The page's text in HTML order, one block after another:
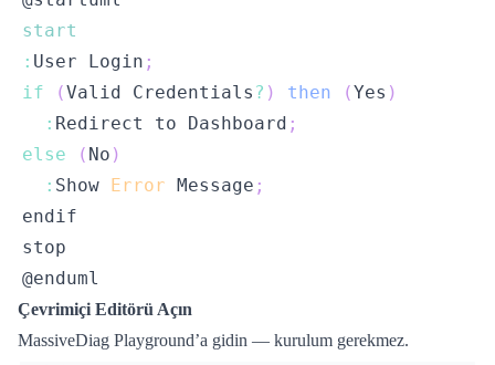
start
: User Login ;
if
(Valid Credentials ? ) then (Yes )
: Redirect to Dashboard ;
else
( No )
: Show Error Message ;
Çevrimiçi Editörü Açın
MassiveDiag Playground’a gidin — kurulum gerekmez.